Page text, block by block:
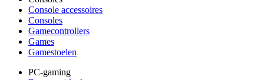
Console accessoires
Consoles
Gamecontrollers
Games
Gamestoelen
PC-gaming